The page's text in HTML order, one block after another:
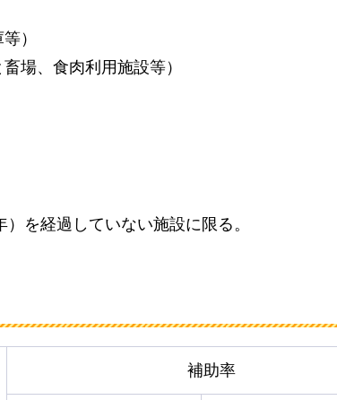
）
場、食肉利用施設等）
を経過していない施設に限る。
補助率